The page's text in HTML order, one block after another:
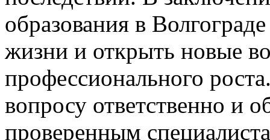
образования в
жизни и открыть новые
профессионального
вопросу ответственно и
проверенным